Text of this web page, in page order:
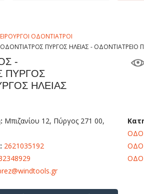
ΟΔΟΝΤΙΑΤΡΟΙ
ΠΥΡΓΟΣ ΗΛΕΙΑΣ - ΟΔΟΝΤΙΑΤΡΕΙΟ
-
ΠΥΡΓΟΣ
ΗΛΕΙΑΣ
Μπιζανίου 12, Πύργος 271 00,
2621035192